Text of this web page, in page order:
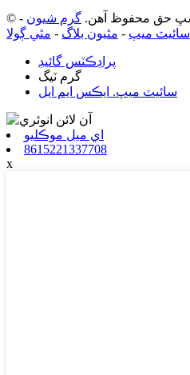
گرم شيون -
سائيٽ ميپ - مٿيون بلاگ - مٿي ڳولا
پراڊڪٽس گائيڊ
گرم ٽيگ
سائيٽ ميپ. ايڪس ايم ايل
اي ميل موڪليو
8615221337708
x